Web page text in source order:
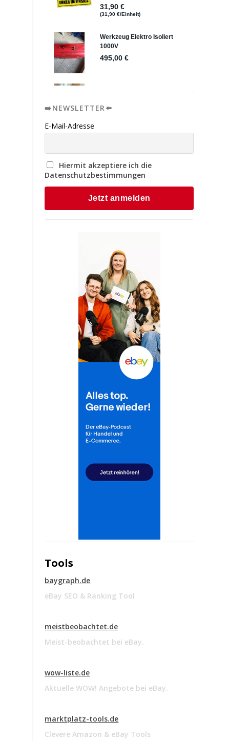
➡️NEWSLETTER⬅️
E-Mail-Adresse
Hiermit akzeptiere ich die
Datenschutzbestimmungen
Tools
baygraph.de
eBay SEO & Ranking Tool
meistbeobachtet.de
Meist-beobachtet bei eBay.
wow-liste.de
Aktuelle WOW! Angebote bei eBay.
marktplatz-tools.de
Clevere Amazon & eBay Tools